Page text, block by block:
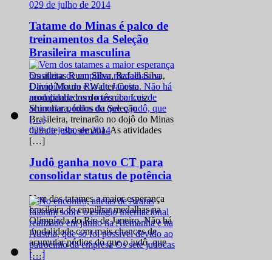
029 de julho de 2014
Tatame do Minas é palco de
treinamentos da Seleção
Brasileira masculina
Os atletas Ruan Silva, Rafael Silva,
David Moura e Walter Costa
acompanhados do técnico Luiz
Shinohara, todos da Seleção
Brasileira, treinarão no dojô do Minas
durante esta semana. As atividades
[…]
029 de julho de 2014
Judô ganha novo CT para
consolidar status de potência
Vem dos tatames a maior esperança
brasileira de empilhar medalhas na
Olimpíada do Rio de Janeiro. Não há
modalidade com mais chances de
acumular pódios do que o judô, que
[…]